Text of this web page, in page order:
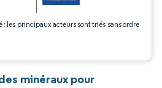
les principaux acteurs sont triés sans ordre
minéraux pour